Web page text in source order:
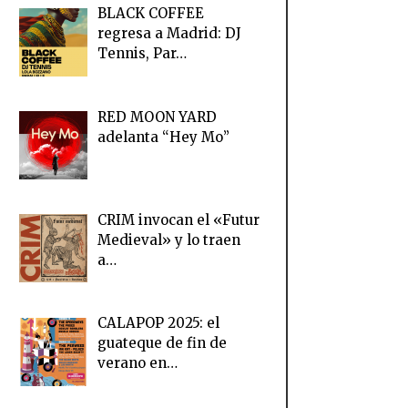
BLACK COFFEE
regresa a Madrid: DJ
Tennis, Par…
RED MOON YARD
adelanta “Hey Mo”
CRIM invocan el «Futur
Medieval» y lo traen
a…
CALAPOP 2025: el
guateque de fin de
verano en…